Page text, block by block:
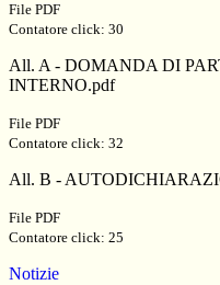
File PDF
Contatore click: 30
All. A - DOMANDA DI
INTERNO.pdf
File PDF
Contatore click: 32
All. B -
File PDF
Contatore click: 25
Notizie